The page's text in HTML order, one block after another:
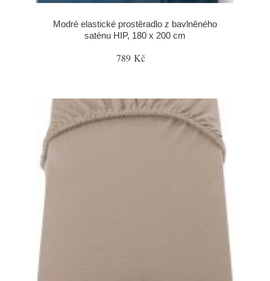
Modré elastické prostěradlo z bavlněného
saténu HIP, 180 x 200 cm
789 Kč